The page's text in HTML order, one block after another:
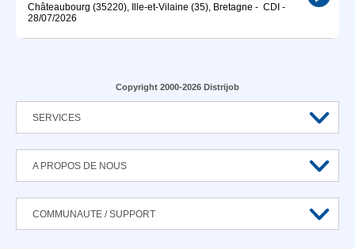
Châteaubourg (35220), Ille-et-Vilaine (35), Bretagne - CDI -
28/07/2026
Copyright 2000-2026 Distrijob
SERVICES
A PROPOS DE NOUS
COMMUNAUTE / SUPPORT